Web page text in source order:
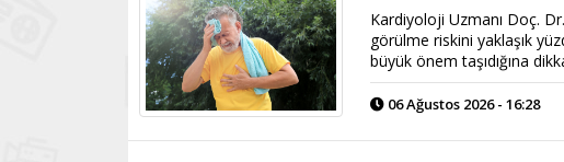
Kardiyoloji Uzmanı Doç.
görülme riskini yaklaşık
büyük önem taşıdığına
06 Ağustos 2026 - 16:28